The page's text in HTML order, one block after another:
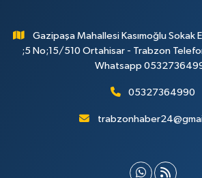
Gazipaşa Mahallesi Kasımoğlu Sokak
;5 No;15/510 Ortahisar - Trabzon
Whatsapp
05327364990